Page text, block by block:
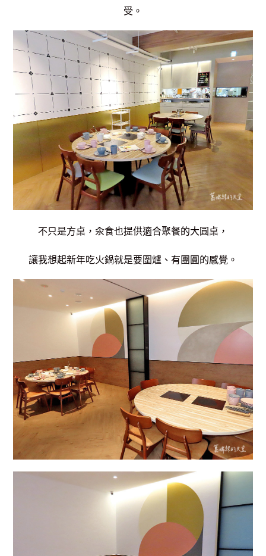
受。
不只是方桌，汆食也提供適合聚餐的大圓桌，
讓我想起新年吃火鍋就是要圍爐、有團圓的感覺。